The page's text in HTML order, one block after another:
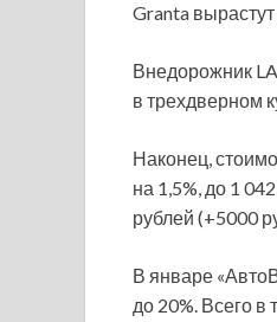
Granta
Внедорожник
в трехдверном
Наконец,
на 1,5%, до 1
рублей (+5000
В январе
до 20%. Всего